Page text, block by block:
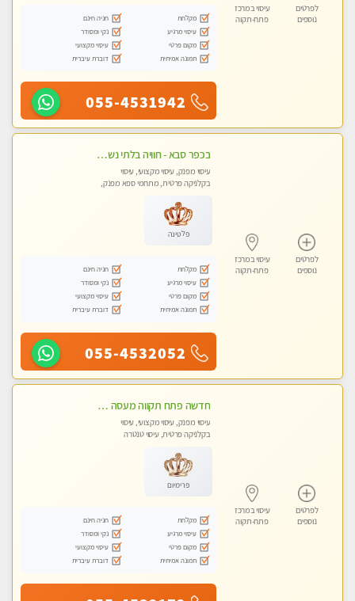
לפרטים
נוספים
עיסוי במרכז
פתח-תקוה
מקלחת
חניה חינם
עיסוי מרגיע
נקי ומסודר
מקום פרטי
עיסוי מקצועי
תמונה אמיתית
דוברת עיברית
055-4531942
לפרטים
נוספים
עיסוי במרכז
פתח-תקוה
בכפר סבא - חוויה בלתי נשכחת ומפנקת במיוחד
עיסוי מפנק, עיסוי מקצועי, עיסוי
בקלניקה פרטית, מתחמי ספא מפנק,
פלטינה
מקלחת
חניה חינם
עיסוי מרגיע
נקי ומסודר
מקום פרטי
עיסוי מקצועי
תמונה אמיתית
דוברת עיברית
055-4532052
לפרטים
נוספים
עיסוי במרכז
פתח-תקוה
חדשה פתח תקווה מעסה איכותית מקצועית לעיסוי משחרר ומרגיעה מומלץ באהבה❤️
עיסוי מפנק, עיסוי מקצועי, עיסוי
בקלניקה פרטית, עיסוי טנטרה
פרימיום
מקלחת
חניה חינם
עיסוי מרגיע
נקי ומסודר
מקום פרטי
עיסוי מקצועי
תמונה אמיתית
דוברת עיברית